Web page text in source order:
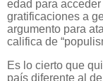
edad para
gratificaciones a
argumento para
califica de
Es lo cierto que
país diferente al